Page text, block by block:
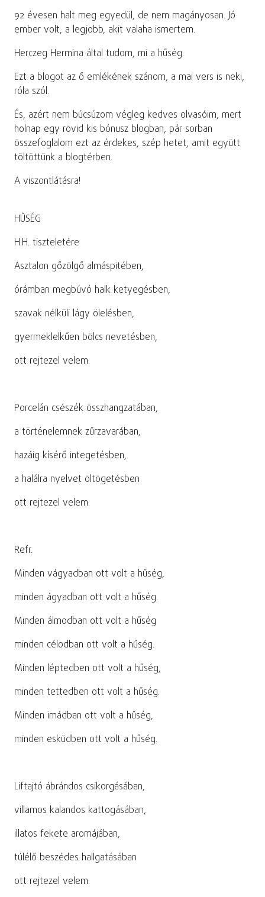
92 évesen halt meg egyedül, de nem magányosan. Jó
ember volt, a legjobb, akit valaha ismertem.
Herczeg Hermina által tudom, mi a hűség.
Ezt a blogot az ő emlékének szánom, a mai vers is neki,
róla szól.
És, azért nem búcsúzom végleg kedves olvasóim, mert
holnap egy rövid kis bónusz blogban, pár sorban
összefoglalom ezt az érdekes, szép hetet, amit együtt
töltöttünk a blogtérben.
A viszontlátásra!
HŰSÉG
H.H. tiszteletére
Asztalon gőzölgő almáspitében,
órámban megbúvó halk ketyegésben,
szavak nélküli lágy ölelésben,
gyermeklelkűen bölcs nevetésben,
ott rejtezel velem.
Porcelán csészék összhangzatában,
a történelemnek zűrzavarában,
hazáig kísérő integetésben,
a halálra nyelvet öltögetésben
ott rejtezel velem.
Refr.
Minden vágyadban ott volt a hűség,
minden ágyadban ott volt a hűség.
Minden álmodban ott volt a hűség
minden célodban ott volt a hűség.
Minden léptedben ott volt a hűség,
minden tettedben ott volt a hűség.
Minden imádban ott volt a hűség,
minden esküdben ott volt a hűség.
Liftajtó ábrándos csikorgásában,
villamos kalandos kattogásában,
illatos fekete aromájában,
túlélő beszédes hallgatásában
ott rejtezel velem.